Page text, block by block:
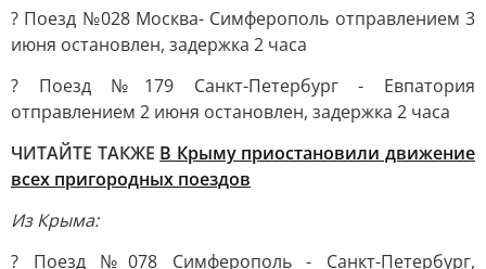
? Поезд №028 Москва- Симферополь отправлением 3
июня остановлен, задержка 2 часа
? Поезд №179 Санкт-Петербург - Евпатория
отправлением 2 июня остановлен, задержка 2 часа
ЧИТАЙТЕ ТАКЖЕ В Крыму приостановили движение
всех пригородных поездов
Из Крыма:
? Поезд №078 Симферополь - Санкт-Петербург,